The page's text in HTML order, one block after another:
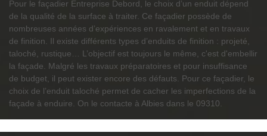
Pour le façadier Entreprise Debord, le choix d’un enduit dépend
de la qualité de la surface à traiter. Ce façadier possède de
nombreuses années d’expériences en ravalement et en travaux
de finition. Il existe différents types d’enduits de finition : projeté,
taloché, rustique… L’objectif est toujours le même, c'est d'embellir
la façade. Malgré les travaux préparatoires et pour insuffisance
de budget, il peut exister encore des défauts. Pour ce façadier, le
choix de l’enduit taloché permet de cacher les imperfections de la
façade à enduire. On le contacte à Albies dans le 09310.